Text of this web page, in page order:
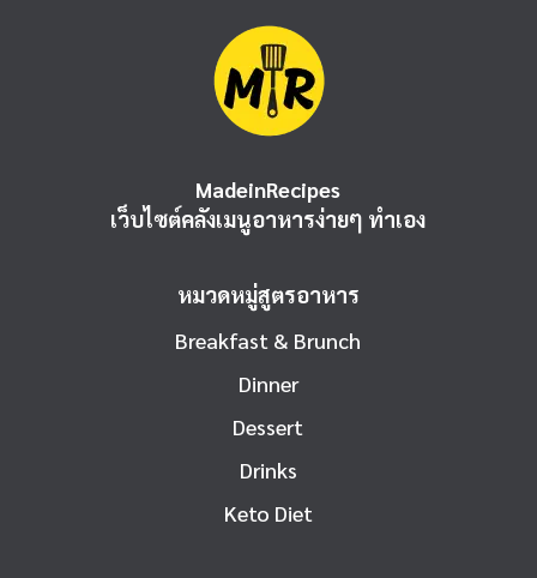
MadeinRecipes
เว็บไซต์คลังเมนูอาหารง่ายๆ ทำเอง
หมวดหมู่สูตรอาหาร
Breakfast & Brunch
Dinner
Dessert
Drinks
Keto Diet